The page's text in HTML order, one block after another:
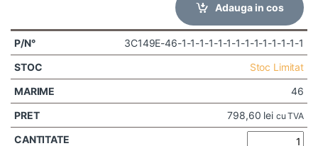
Adauga in cos
3C149E-46-1-1-1-1-1-1-1-1-1-1-1-1-1-1
Stoc Limitat
46
798,60 lei cu TVA